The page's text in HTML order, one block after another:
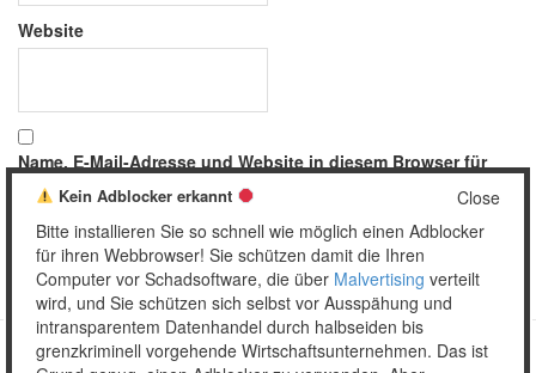
Website
Name, E-Mail-Adresse und Website in diesem Browser für
meinen nächsten Kommentar speichern.
Close
Kein Adblocker erkannt
Bitte installieren Sie so schnell wie möglich einen Adblocker
für ihren Webbrowser! Sie schützen damit die Ihren
Computer vor Schadsoftware, die über Malvertising verteilt
wird, und Sie schützen sich selbst vor Ausspähung und
intransparentem Datenhandel durch halbseiden bis
grenzkriminell vorgehende Wirtschaftsunternehmen. Das ist